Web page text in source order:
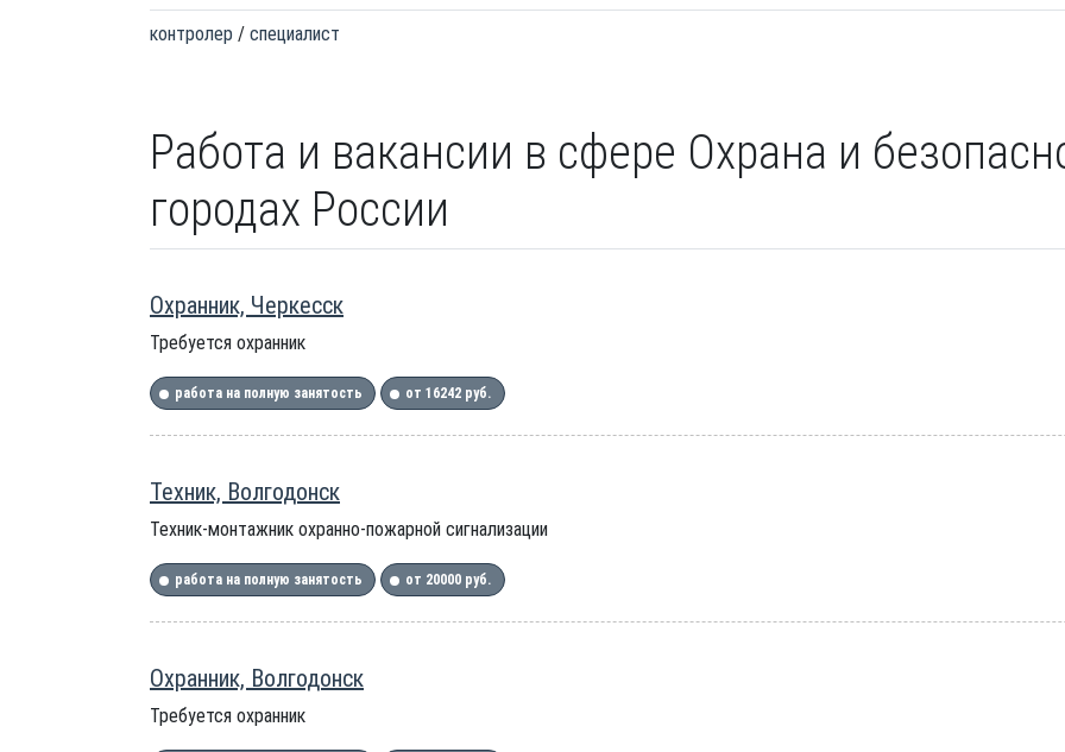
контролер специалист
Работа и вакансии в сфере Охрана и
городах России
Охранник, Черкесск
Требуется охранник
работа на полную занятость от 16242 руб.
Техник, Волгодонск
Техник-монтажник охранно-пожарной сигнализации
работа на полную занятость от 20000 руб.
Охранник, Волгодонск
Требуется охранник